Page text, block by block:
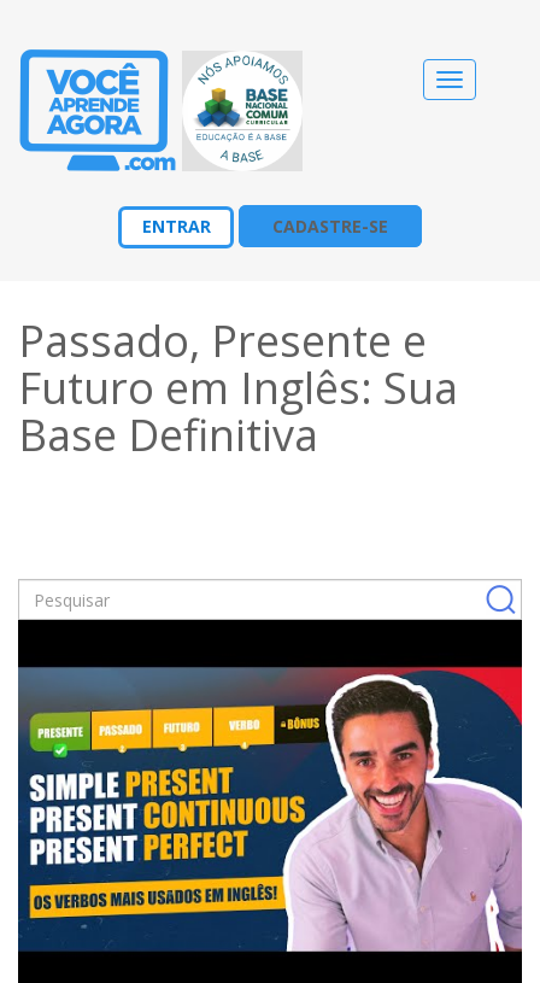
Alternar
navegação
ENTRAR CADASTRE-SE
Passado, Presente e
Futuro em Inglês: Sua
Base Definitiva